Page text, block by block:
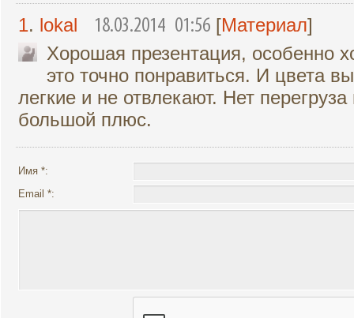
1. lokal 18.03.2014 01:56 [Материал]
Хорошая презентация, особенно
это точно понравиться. И цвета
легкие и не отвлекают. Нет
большой плюс.
Имя *:
Email *: